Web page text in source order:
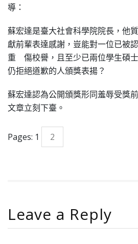
導：
蘇宏達是臺大社會科學院院長，他
獻前輩表達感謝，豈能對一位已被
重 傷校譽，且至少已兩位學生碩
仍拒絕道歉的人頒獎表揚？
蘇宏達認為公開頒獎形同羞辱受獎
文章立刻下臺。
Pages: 1 2
Leave a Reply